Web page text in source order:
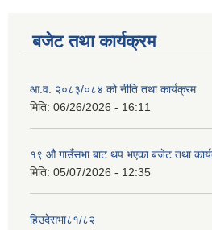
बजेट तथा कार्यक्रम
आ.व. २०८३/०८४ को नीति तथा कार्यक्रम
मिति: 06/26/2026 - 16:11
१९ औ गाउँसभा बाट थप भएका बजेट तथा
मिति: 05/07/2026 - 12:35
हिउदेसभा८१/८२